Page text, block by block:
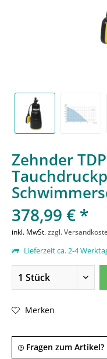
Zehnder
378,99 € *
inkl. MwSt.zzgl.
Lieferzeit ca. 2-4
Merken
Fragen zum Artikel?